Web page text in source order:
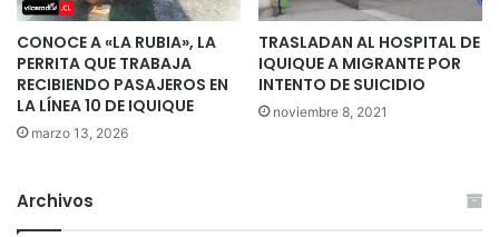
CONOCE A «LA RUBIA», LA
PERRITA QUE TRABAJA
RECIBIENDO PASAJEROS EN
LA LÍNEA 10 DE IQUIQUE
marzo 13, 2026
TRASLADAN AL HOSPITAL DE
IQUIQUE A MIGRANTE POR
INTENTO DE SUICIDIO
noviembre 8, 2021
Archivos